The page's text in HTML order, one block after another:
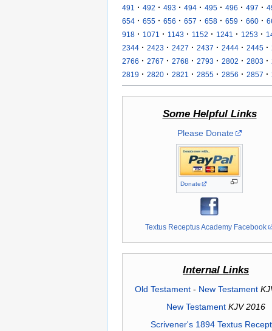
491
· 492 · 493 · 494 · 495 · 496 · 497 ·
654 · 655 · 656 · 657 · 658 · 659 · 660 ·
918 · 1071 · 1143 · 1152 · 1241 · 1253 ·
2344 · 2423 · 2427 · 2437 · 2444 · 2445 ·
2766 · 2767 · 2768 · 2793 · 2802 · 2803 ·
2819 · 2820 · 2821 · 2855 · 2856 · 2857 ·
Some Helpful Links
Please Donate
Donate
Textus Receptus Academy Facebook
Internal Links
Old Testament- New Testament
New Testament KJV 2016
Scrivener's 1894 Textus